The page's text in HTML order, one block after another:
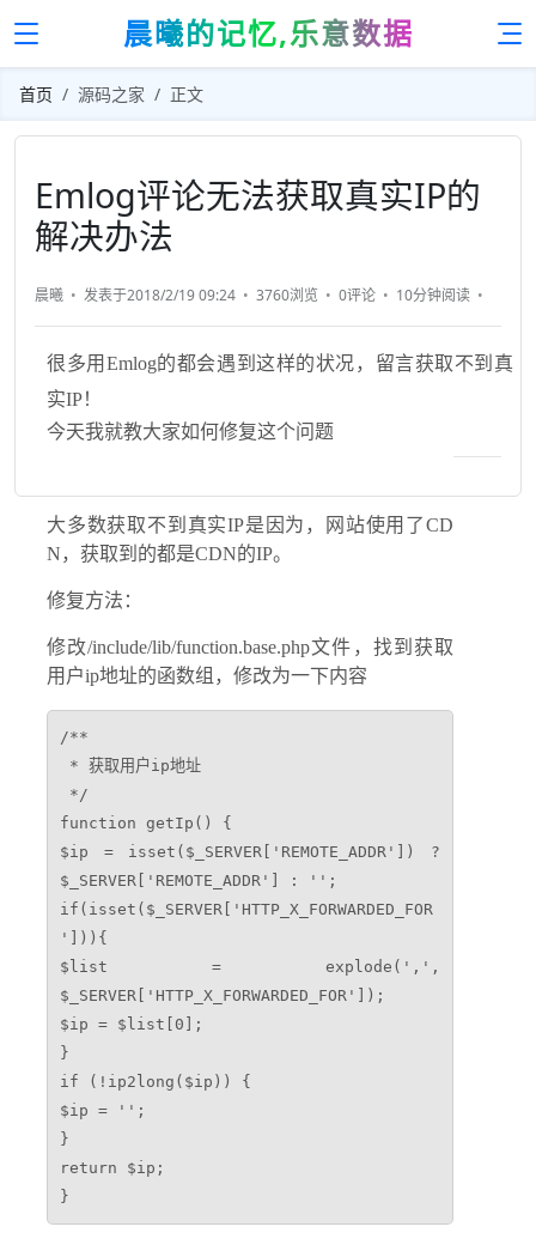
晨曦的记忆,乐意数据
首页 源码之家 正文
Emlog评论无法获取真实IP的
解决办法
晨曦 发表于2018/2/19 09:24 3760浏览 0评论 10分钟阅读
很多用Emlog的都会遇到这样的状况，留言获取不到真
实IP！
今天我就教大家如何修复这个问题
大多数获取不到真实IP是因为，网站使用了CD
N，获取到的都是CDN的IP。
修复方法：
修改/include/lib/function.base.php文件，找到 获取
用户ip地址的函数组， 修改为一下内容
/**
function getIp() {
$ip = isset($_SERVER['REMOTE_ADDR']) ?
$_SERVER['REMOTE_ADDR'] : '';
if(isset($_SERVER['HTTP_X_FORWARDED_FOR
'])){
$list = explode(',',
$_SERVER['HTTP_X_FORWARDED_FOR']);
$ip = $list[0];
}
if (!ip2long($ip)) {
$ip = '';
}
return $ip;